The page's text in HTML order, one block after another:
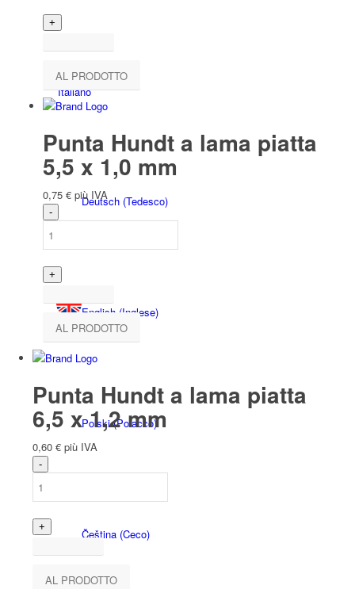
Italiano
Deutsch(Tedesco)
English(Inglese)
Polski(Polacco)
Čeština(Ceco)
AL PRODOTTO
Punta Hundt a lama piatta
5,5 x 1,0 mm
0,75 € più IVA
AL PRODOTTO
Punta Hundt a lama piatta
6,5 x 1,2 mm
0,60 € più IVA
AL PRODOTTO